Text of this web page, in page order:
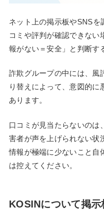
ネット上の掲示板やSNSを
コミや評判が確認できない
報がない＝安全」と判断す
詐欺グループの中には、風
り替えによって、意図的に
あります。
口コミが見当たらないのは
害者が声を上げられない状
情報が極端に少ないこと自
は控えてください。
KOSINについて掲